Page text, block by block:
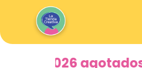
2026 agotados.